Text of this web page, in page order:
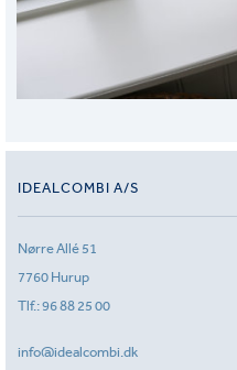
IDEALCOMBI A/S
Nørre Allé 51
7760 Hurup
Tlf.:96 88 25 00
info@idealcombi.dk